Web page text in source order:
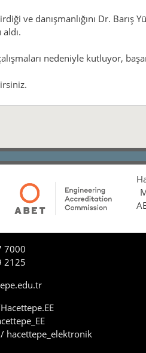
ve danışmanlığını Dr. Barış
nedeniyle kutluyor,
7000
2125
hacettepe_elektronik